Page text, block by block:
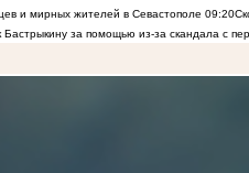
и мирных жителей в Севастополе 09:20
Бастрыкину за помощью из-за скандала с